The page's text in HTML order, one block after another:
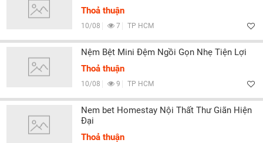
Thoả thuận
10/08 7 TP HCM
Nệm Bệt Mini Đệm Ngồi Gọn Nhẹ Tiện Lợi
Thoả thuận
10/08 9 TP HCM
Nem bet Homestay Nội Thất Thư Giãn Hiện
Đại
Thoả thuận